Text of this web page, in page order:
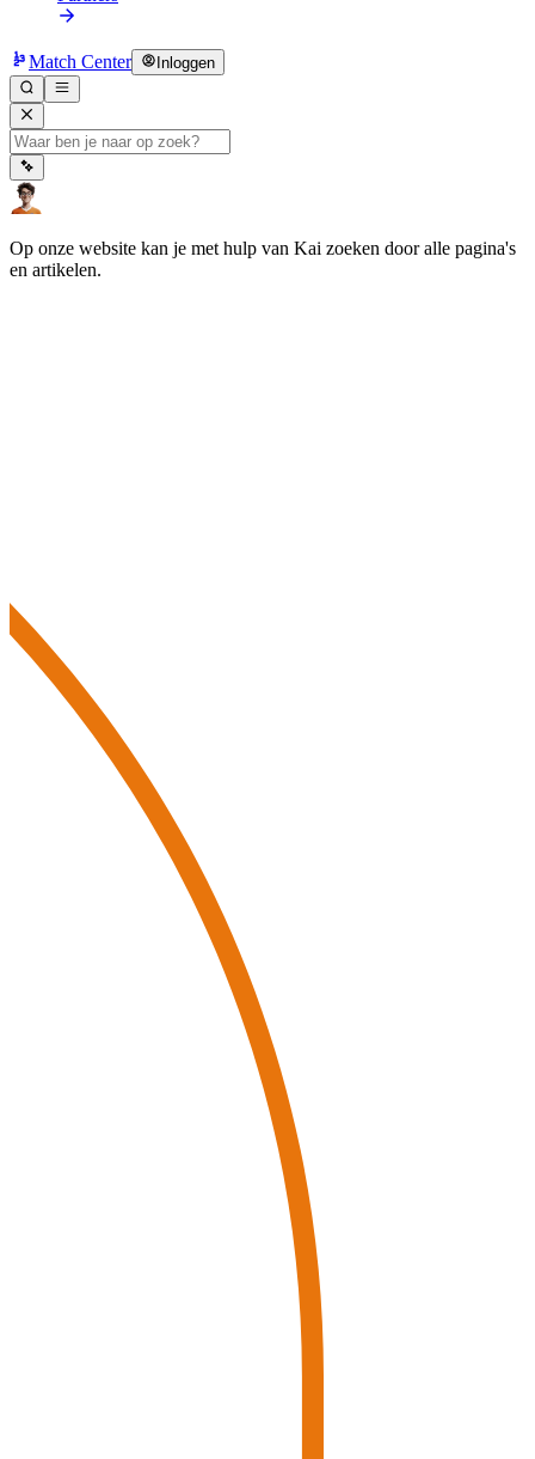
Match Center Inloggen
Op onze website kan je met hulp van Kai zoeken door alle pagina's
en artikelen.